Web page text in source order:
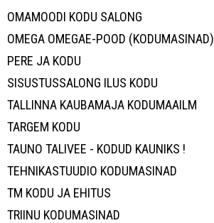
OMAMOODI KODU SALONG
OMEGA OMEGAE-POOD (KODUMASINAD)
PERE JA KODU
SISUSTUSSALONG ILUS KODU
TALLINNA KAUBAMAJA KODUMAAILM
TARGEM KODU
TAUNO TALIVEE - KODUD KAUNIKS !
TEHNIKASTUUDIO KODUMASINAD
TM KODU JA EHITUS
TRIINU KODUMASINAD